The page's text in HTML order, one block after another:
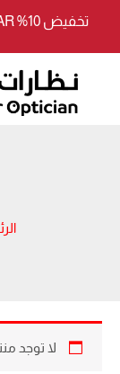
المحتوى
تخفيض 10% AMMAR
لا توجد